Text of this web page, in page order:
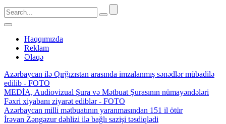
Haqqımızda
Reklam
Əlaqə
Azərbaycan ilə Qırğızıstan arasında imzalanmış sənədlər mübadilə
edilib - FOTO
MEDİA, Audiovizual Şura və Mətbuat Şurasının nümayəndələri
Fəxri xiyabanı ziyarət ediblər - FOTO
Azərbaycan milli mətbuatının yaranmasından 151 il ötür
İrəvan Zəngəzur dəhlizi ilə bağlı sazişi təsdiqlədi